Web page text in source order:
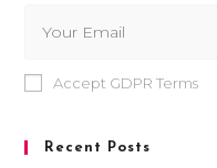
Accept GDPR Terms
Recent Posts